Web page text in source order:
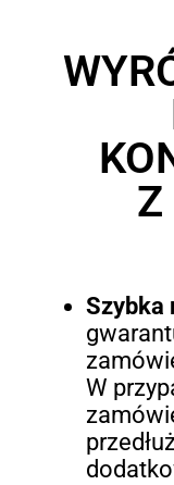
Z
Szybka
W